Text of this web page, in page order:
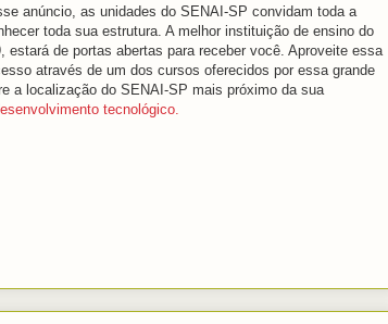
anúncio, as unidades do SENAI-SP convidam toda a
toda sua estrutura. A melhor instituição de ensino do
de portas abertas para receber você. Aproveite essa
através de um dos cursos oferecidos por essa grande
a localização do SENAI-SP mais próximo da sua
tecnológico.